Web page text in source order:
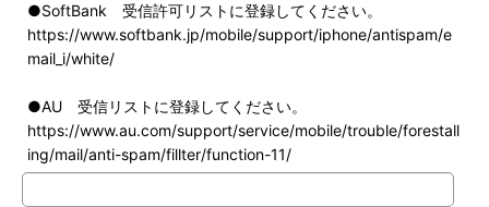
●SoftBank 受信許可リストに登録してください。
https://www.softbank.jp/mobile/support/iphone/antispam/e
mail_i/white/
●AU 受信リストに登録してください。
https://www.au.com/support/service/mobile/trouble/forestall
ing/mail/anti-spam/fillter/function-11/